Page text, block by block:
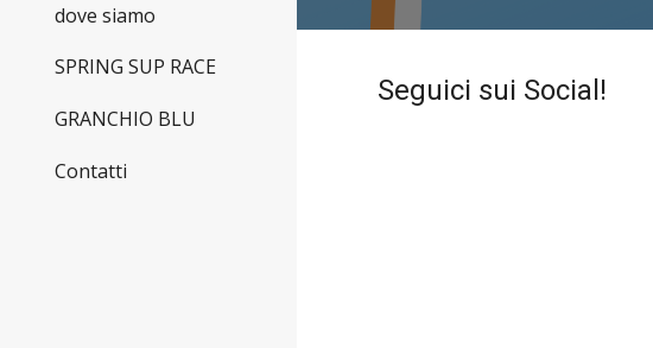
dove siamo
SPRING SUP RACE
GRANCHIO BLU
Contatti
Seguici sui Social!